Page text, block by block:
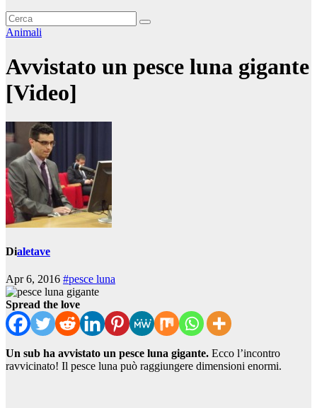
Animali
Avvistato un pesce luna gigante
[Video]
Dialetave
Apr 6, 2016 #pesce luna
Spread the love
Un sub ha avvistato un pesce luna gigante. Ecco l’incontro
ravvicinato! Il pesce luna può raggiungere dimensioni enormi.